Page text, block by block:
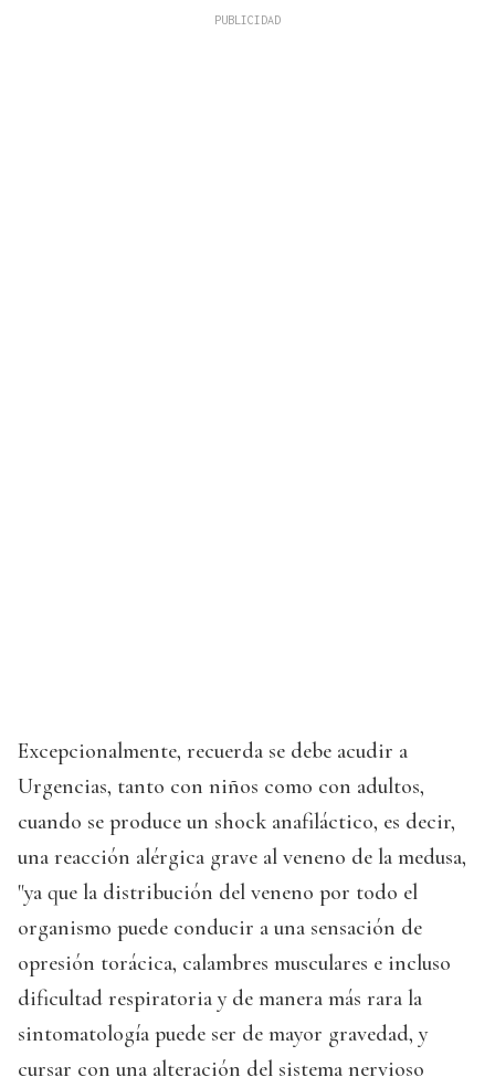
Excepcionalmente, recuerda se debe acudir a
Urgencias, tanto con niños como con adultos,
cuando se produce un shock anafiláctico, es decir,
una reacción alérgica grave al veneno de la medusa,
"ya que la distribución del veneno por todo el
organismo puede conducir a una sensación de
opresión torácica, calambres musculares e incluso
dificultad respiratoria y de manera más rara la
sintomatología puede ser de mayor gravedad, y
cursar con una alteración del sistema nervioso